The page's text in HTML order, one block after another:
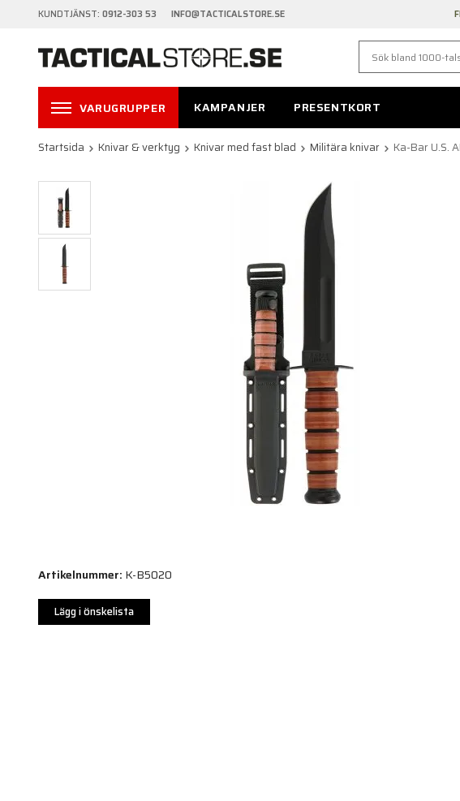
KUNDTJÄNST: 0912-303 53 INFO@TACTICALSTORE.SE
VARUGRUPPER KAMPANJER PRESENTKORT
Startsida Knivar & verktyg Knivar med fast blad Militära knivar Ka-Bar U.S.
Artikelnummer: K-B5020
Lägg i önskelista